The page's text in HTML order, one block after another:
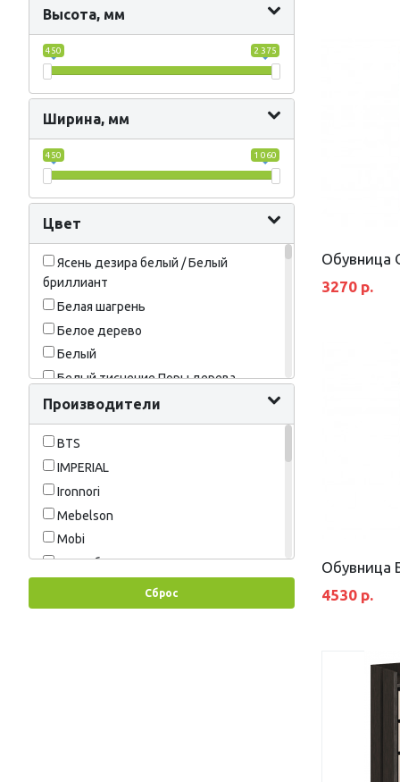
Высота, мм
450 2 375
Ширина, мм
450 1 060
Цвет
Ясень дезира белый / Белый
бриллиант
Белая шагрень
Белое дерево
Белый
Белый тиснение Поры дерева
Бук тёмный
Ясень дезира белый
Венге
Венге/Дуб белёный
Венге/Дуб Белфорд
Венге/Дуб молочный
Графит
Производители
BTS
IMPERIAL
Ironnori
Mebelson
Mobi
NN-мебель
Астрид
Сброс
Обувница
3270 р.
Обувница
4530 р.